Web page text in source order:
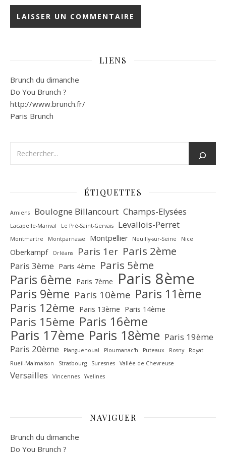
LIENS
Brunch du dimanche
Do You Brunch ?
http://www.brunch.fr/
Paris Brunch
ÉTIQUETTES
Amiens Boulogne Billancourt Champs-Elysées
Lacapelle-Marival Le Pré-Saint-Gervais Levallois-Perret
Montmartre Montparnasse Montpellier Neuilly-sur-Seine Nice
Oberkampf Orléans Paris 1er Paris 2ème
Paris 3ème Paris 4ème Paris 5ème
Paris 6ème Paris 7ème Paris 8ème
Paris 9ème Paris 10ème Paris 11ème
Paris 12ème Paris 13ème Paris 14ème
Paris 15ème Paris 16ème
Paris 17ème Paris 18ème Paris 19ème
Paris 20ème
Planguenoual Ploumanac'h Puteaux Rosny
Royat
Rueil-Malmaison
Strasbourg Suresnes Vallée de Chevreuse‎
Versailles Vincennes Yvelines
NAVIGUER
Brunch du dimanche
Do You Brunch ?